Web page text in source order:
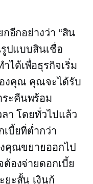
อีกอย่างว่า “สิน
รูปแบบสินเชื่อ
ได้เพื่อธุรกิจเริ่ม
งคุณ คุณจะได้รับ
ะคืนพร้อม
า โดยทั่วไปแล้ว
บี้ยที่ต่ำกว่า
คุณขยายออกไป
องจ่ายดอกเบี้ย
ยะสั้น เงินกู้